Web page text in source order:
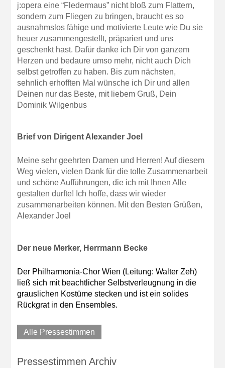
j:opera eine “Fledermaus” nicht bloß zum Flattern,
sondern zum Fliegen zu bringen, braucht es so
ausnahmslos fähige und motivierte Leute wie Du sie
heuer zusammengestellt, präpariert und uns
geschenkt hast. Dafür danke ich Dir von ganzem
Herzen und bedaure umso mehr, nicht auch Dich
selbst getroffen zu haben. Bis zum nächsten,
sehnlich erhofften Mal wünsche ich Dir und allen
Deinen nur das Beste, mit liebem Gruß, Dein
Dominik Wilgenbus
Brief von Dirigent Alexander Joel
Meine sehr geehrten Damen und Herren! Auf diesem
Weg vielen, vielen Dank für die tolle Zusammenarbeit
und schöne Aufführungen, die ich mit Ihnen Alle
gestalten durfte! Ich hoffe, dass wir wieder
zusammenarbeiten können. Mit den Besten Grüßen,
Alexander Joel
Der neue Merker, Herrmann Becke
Der Philharmonia-Chor Wien (Leitung: Walter Zeh)
ließ sich mit beachtlicher Selbstverleugnung in die
grauslichen Kostüme stecken und ist einsolides
Rückgrat in den Ensembles.
Alle Pressestimmen
Pressestimmen Archiv